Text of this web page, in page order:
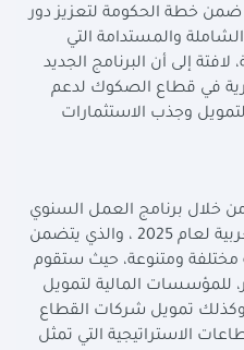
لعام 2025، ويأتي ضمن خطة الحكومة لتعزيز دور
والمستدامة التي
إلى أن البرنامج الجديد
في قطاع الصكوك لدعم
وجذب الاستثمارات
خلال برنامج العمل السنوي
للمؤسسة في جمهورية مصر العربية لعام 2025 ، والذي يتضمن
ومتنوعة، حيث ستقوم
مليون دولار، للمؤسسات المالية لتمويل
تمويل شركات القطاع
الاستراتيجية التي تمثل